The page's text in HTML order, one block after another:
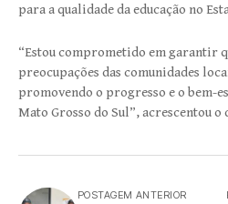
para a qualidade da educação no
“Estou comprometido em garantir
preocupações das comunidades
promovendo o progresso e o bem-
Mato Grosso do Sul”, acrescentou o
POSTAGEM ANTERIOR